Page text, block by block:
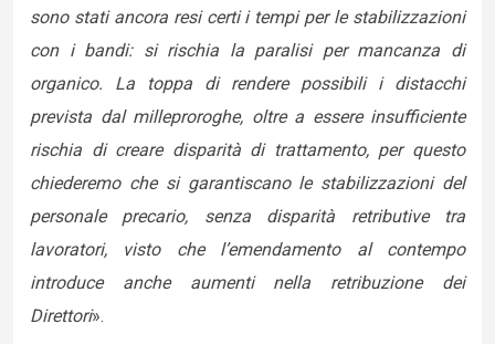
sono stati ancora resi certi i tempi per le stabilizzazioni
con i bandi: si rischia la paralisi per mancanza di
organico. La toppa di rendere possibili i distacchi
prevista dal milleproroghe, oltre a essere insufficiente
rischia di creare disparità di trattamento, per questo
chiederemo che si garantiscano le stabilizzazioni del
personale precario, senza disparità retributive tra
lavoratori, visto che l’emendamento al contempo
introduce anche aumenti nella retribuzione dei
Direttori».